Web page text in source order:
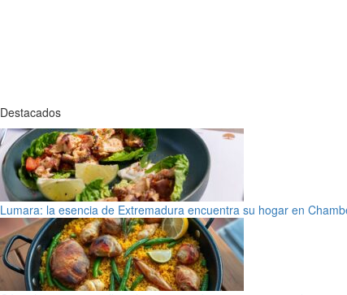
Destacados
Lumara: la esencia de Extremadura encuentra su hogar en